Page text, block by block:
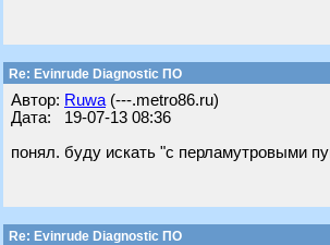
Re: Evinrude Diagnostic ПО
Автор: Ruwa (---.metro86.ru)
Дата: 19-07-13 08:36
понял. буду искать "с перламутровыми
Re: Evinrude Diagnostic ПО